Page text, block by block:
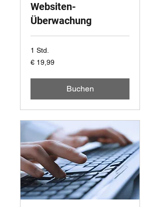
Websiten-
Überwachung
1 Std.
19,99
Euro
€ 19,99
Buchen